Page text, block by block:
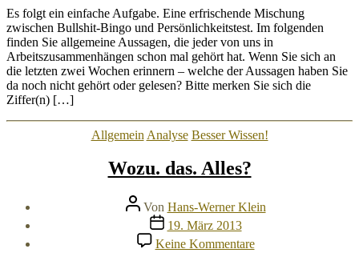
…
oder
vielleicht
doch
mehr
Fakten?
Es folgt ein einfache Aufgabe. Eine erfrischende Mischung
zwischen Bullshit-Bingo und Persönlichkeitstest. Im folgenden
finden Sie allgemeine Aussagen, die jeder von uns in
Arbeitszusammenhängen schon mal gehört hat. Wenn Sie sich an
die letzten zwei Wochen erinnern – welche der Aussagen haben Sie
da noch nicht gehört oder gelesen? Bitte merken Sie sich die
Ziffer(n) […]
Kategorien
Allgemein Analyse Besser Wissen!
Wozu. das. Alles?
Beitragsautor
Von Hans-Werner Klein
Veröffentlichungsdatum
19. März 2013
Keine Kommentarezu
Wozu.